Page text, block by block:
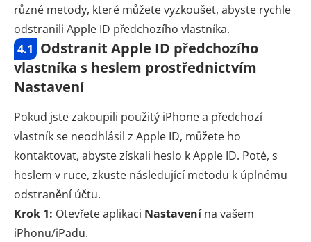
různé metody, které můžete vyzkoušet, abyste rychle
odstranili Apple ID předchozího vlastníka.
4.1 Odstranit Apple ID předchozího
vlastníka s heslem prostřednictvím
Nastavení
Pokud jste zakoupili použitý iPhone a předchozí
vlastník se neodhlásil z Apple ID, můžete ho
kontaktovat, abyste získali heslo k Apple ID. Poté, s
heslem v ruce, zkuste následující metodu k úplnému
odstranění účtu.
Krok 1: Otevřete aplikaci Nastavenína vašem
iPhonu/iPadu.